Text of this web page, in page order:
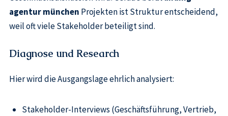
agentur münchen Projekten ist Struktur entscheidend,
weil oft viele Stakeholder beteiligt sind.
Diagnose und Research
Hier wird die Ausgangslage ehrlich analysiert:
Stakeholder-Interviews (Geschäftsführung, Vertrieb,